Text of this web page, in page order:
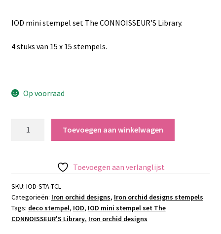
IOD mini stempel set The CONNOISSEUR’S Library.
4 stuks van 15 x 15 stempels.
Op voorraad
CONNOISSEUR'S
Library
aantal
Toevoegen aan winkelwagen
Toevoegen aan verlanglijst
SKU: IOD-STA-TCL
Categorieën: Iron orchid designs, Iron orchid designs stempels
Tags: deco stempel, IOD, IOD mini stempel set The
CONNOISSEUR'S Library, Iron orchid designs